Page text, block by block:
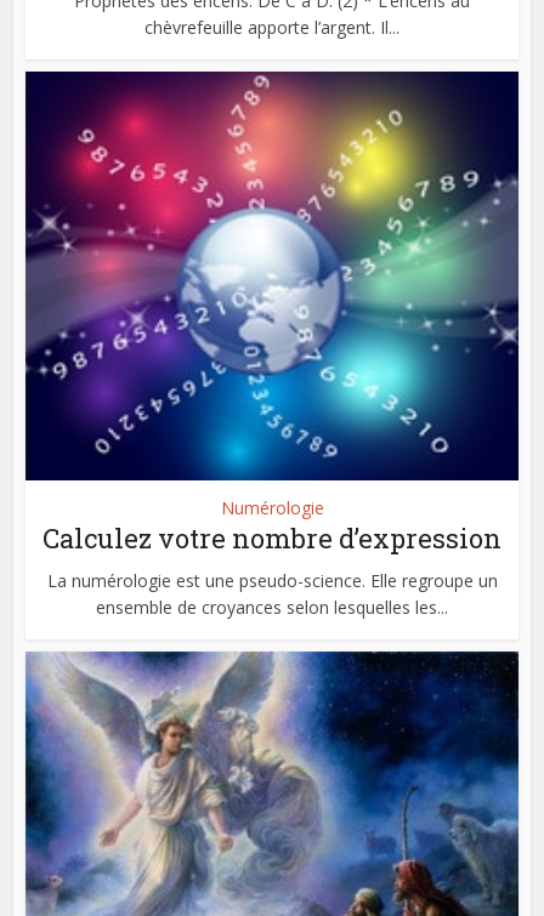
chèvrefeuille apporte l’argent. Il...
Numérologie
Calculez votre nombre d’expression
La numérologie est une pseudo-science. Elle regroupe un
ensemble de croyances selon lesquelles les...